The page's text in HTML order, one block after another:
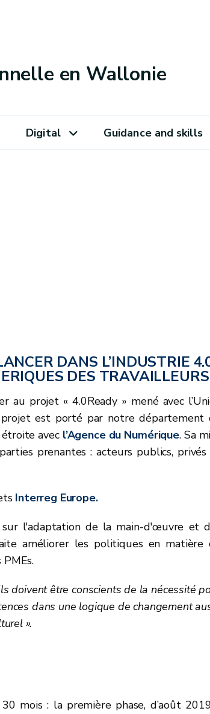
en Wallonie
Digital Guidance and skills
DANS L’INDUSTRIE
DES TRAVAILLEURS
projet « 4.0Ready » mené avec
est porté par notre département
avec l’Agence du Numérique. Sa
prenantes : acteurs publics,
Interreg Europe.
l'adaptation de la main-d'œuvre et
améliorer les politiques en matière
doivent être conscients de la nécessité
dans une logique de changement
».
mois : la première phase, d’août